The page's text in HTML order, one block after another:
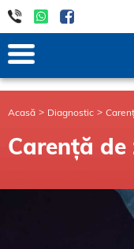
Acasă Diagnostic
Carență de